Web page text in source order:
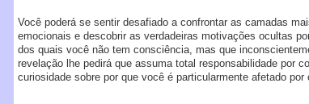
Você poderá se sentir desafiado a confrontar as camadas
emocionais e descobrir as verdadeiras motivações ocultas
dos quais você não tem consciência, mas que
revelação lhe pedirá que assuma total responsabilidade por
curiosidade sobre por que você é particularmente afetado por